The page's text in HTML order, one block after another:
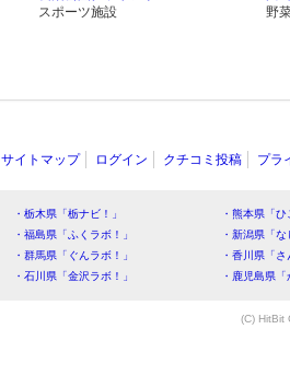
スポーツ施設
野
サイトマップ ログイン クチコミ投稿 プラ
・栃木県「栃ナビ！」
・熊本県「
・福島県「ふくラボ！」
・新潟県「
・群馬県「ぐんラボ！」
・香川県「
・石川県「金沢ラボ！」
・鹿児島県
(C) HitBit